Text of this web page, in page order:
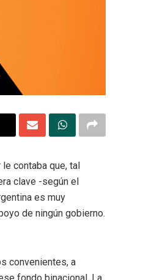
contaba que, tal
clave -según el
es muy
de ningún gobierno.
convenientes, a